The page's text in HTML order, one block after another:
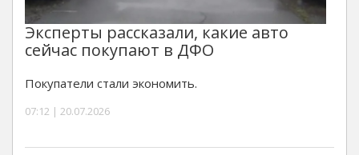
Эксперты рассказали, какие авто
сейчас покупают в ДФО
Покупатели стали экономить.
07:12 | 20.07.2026